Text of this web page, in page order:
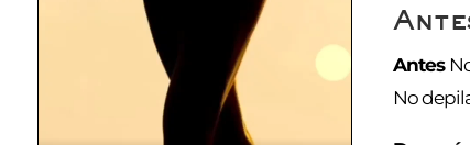
Antes
No